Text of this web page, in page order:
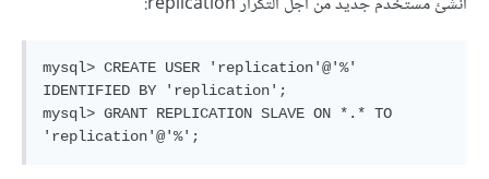
mysql> CREATE USER 'replication'@'%'
IDENTIFIED BY 'replication';
mysql> GRANT REPLICATION SLAVE ON *.* TO
'replication'@'%';